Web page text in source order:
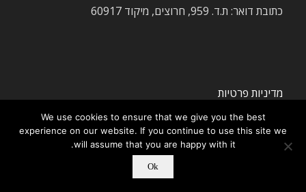
כתובת דואר: ת.ד. 959, חרוצים, מיקוד 60917
מדיניות פרטיות
Compare Business Services
We use cookies to ensure that we give you the best
experience on our website. If you continue to use this site we
will assume that you are happy with it.
Ok